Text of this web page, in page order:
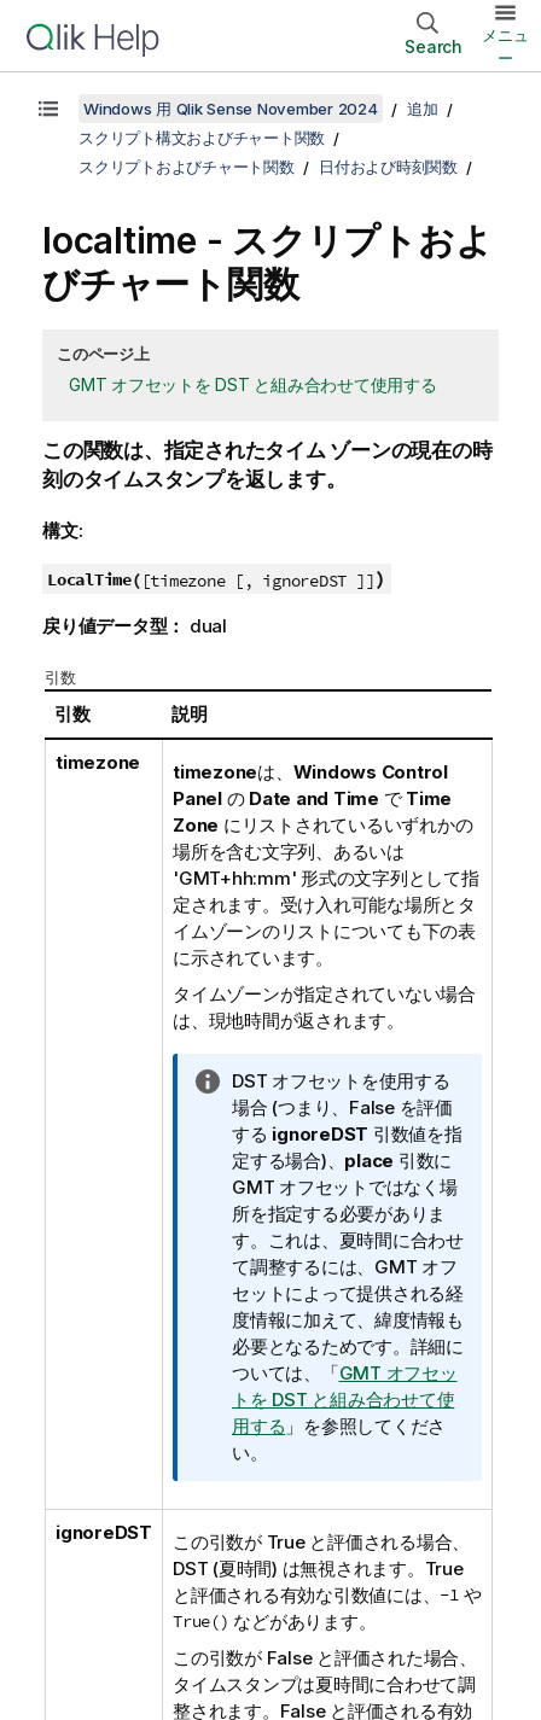
Search
メニュ
ー
Windows 用 Qlik Sense November 2024
追加
スクリプト構文およびチャート関数
スクリプトおよびチャート関数
日付および時刻関数
localtime - スクリプトおよ
びチャート関数
このページ上
GMT オフセットを DST と組み合わせて使用する
この関数は、指定されたタイム ゾーンの現在の時
刻のタイムスタンプを返します。
構文:
LocalTime( [timezone [, ignoreDST ]])
戻り値データ型： dual
引数
引数 説明
timezone timezoneは、 Windows Control
Panelの Date and Time で Time
Zone にリストされているいずれかの
場所を含む文字列、あるいは
'GMT+hh:mm' 形式の文字列として指
定されます。受け入れ可能な場所とタ
イムゾーンのリストについても下の表
に示されています。
タイムゾーンが指定されていない場合
は、現地時間が返されます。
情
報
メ
モ
DST オフセットを使用する
場合 (つまり、 Falseを評価
する ignoreDST 引数値を指
定する場合)、 place 引数に
GMT オフセットではなく場
所を指定する必要がありま
す。これは、夏時間に合わせ
て調整するには、GMT オフ
セットによって提供される経
度情報に加えて、緯度情報も
必要となるためです。詳細に
ついては、「GMT オフセッ
トを DST と組み合わせて使
用する 」を参照してくださ
い。
ignoreDST この引数が Trueと評価される場合、
DST (夏時間) は無視されます。 True
と評価される有効な引数値には、 -1や
True() などがあります。
この引数が Falseと評価された場合、
タイムスタンプは夏時間に合わせて調
整されます。 Falseと評価される有効